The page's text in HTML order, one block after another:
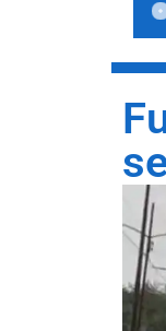
en Lara impulsa